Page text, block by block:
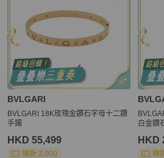
BVLGARI
BVLGARI 18K玫瑰金鑽石字母十二鑽
手鐲
HKD 55,499
現折 2,000
白金鑽
HKD
現